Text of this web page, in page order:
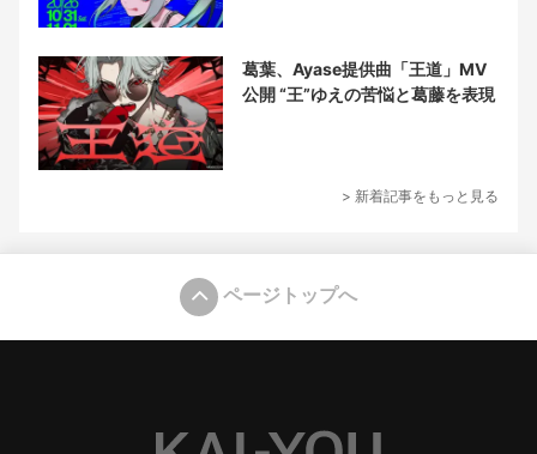
葛葉、Ayase提供曲「王道」MV
公開 “王”ゆえの苦悩と葛藤を表現
> 新着記事をもっと見る
ページトップへ